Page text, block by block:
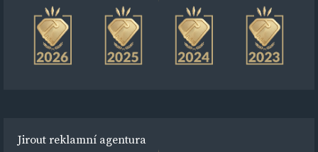
Jirout reklamní agentura